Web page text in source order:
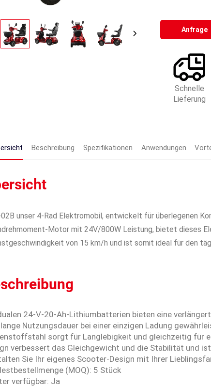
Anfrage
Schnelle
Lieferung
Beschreibung Spezifikationen Anwendungen
02B unser 4-Rad Elektromobil, entwickelt für überlegenen
Motor mit 24V/800W Leistung, bietet dieses
von 15 km/h und ist somit ideal für den
24-V-20-Ah-Lithiumbatterien bieten eine
Nutzungsdauer bei einer einzigen Ladung
sorgt für Langlebigkeit und gleichzeitig für
verbessert das Gleichgewicht und die Stabilität und
Sie Ihr eigenes Scooter-Design mit Ihrer
(MOQ): 5 Stück
verfügbar: Ja